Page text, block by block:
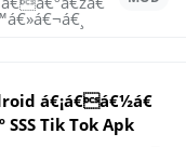
á€¡á€á€½á€
SSS Tik Tok Apk